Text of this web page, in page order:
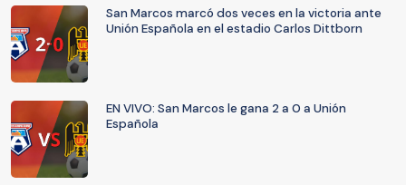
San Marcos marcó dos veces en la victoria ante
Unión Española en el estadio Carlos Dittborn
EN VIVO: San Marcos le gana 2 a 0 a Unión
Española